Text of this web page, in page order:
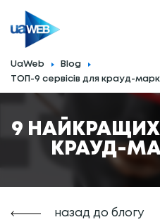
UaWeb
Blog
ТОП-9 сервісів для крауд-
9 НАЙКРАЩИХ
КРАУД-
назад до блогу